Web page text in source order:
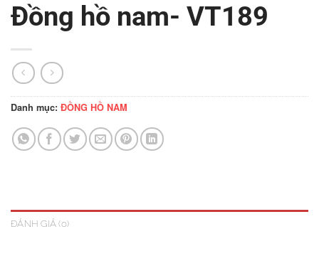
Đồng hồ nam- VT189
Danh mục: ĐỒNG HỒ NAM
ĐÁNH GIÁ (0)